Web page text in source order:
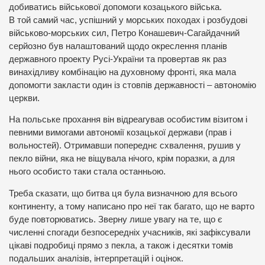
добиватись військової допомоги козацького війська.
В той самий час, успішний у морських походах і розбудові
військово-морських сил, Петро Конашевич-Сагайдачний
серйозно був налаштований щодо окреслення планів
державного проекту Русі-України та провертав як раз
винахідливу комбінацію на духовному фронті, яка мала
допомогти закласти один із стовпів державності – автономію
церкви.
На польське прохання він відреагував особистим візитом і
певними вимогами автономії козацької держави (прав і
вольностей). Отримавши попереднє схвалення, рушив у
пекло війни, яка не віщувала нічого, крім поразки, а для
нього особисто таки стала останньою.
Треба сказати, що битва ця була визначною для всього
континенту, а тому написано про неї так багато, що не варто
буде повторюватись. Зверну лише увагу на те, що є
численні спогади безпосередніх учасників, які зафіксували
цікаві подробиці прямо з пекла, а також і десятки томів
подальших аналізів, інтерпретацій і оцінок.